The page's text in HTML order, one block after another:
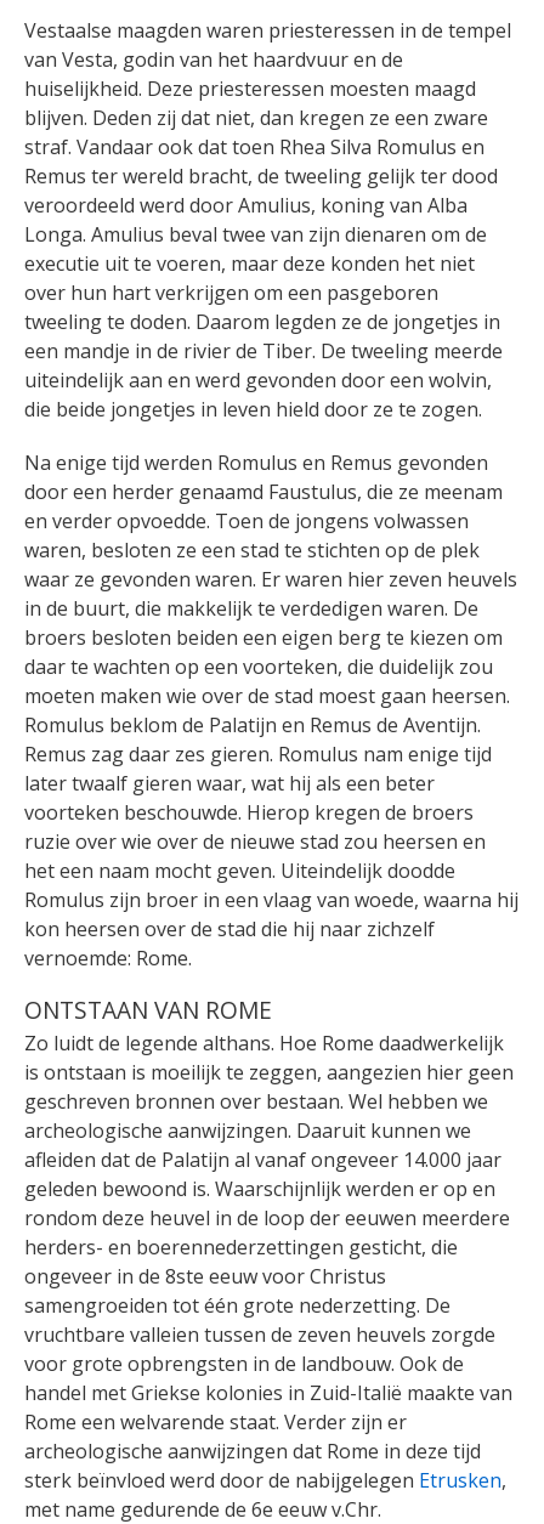
Vestaalse maagden waren priesteressen in de tempel
van Vesta, godin van het haardvuur en de
huiselijkheid. Deze priesteressen moesten maagd
blijven. Deden zij dat niet, dan kregen ze een zware
straf. Vandaar ook dat toen Rhea Silva Romulus en
Remus ter wereld bracht, de tweeling gelijk ter dood
veroordeeld werd door Amulius, koning van Alba
Longa. Amulius beval twee van zijn dienaren om de
executie uit te voeren, maar deze konden het niet
over hun hart verkrijgen om een pasgeboren
tweeling te doden. Daarom legden ze de jongetjes in
een mandje in de rivier de Tiber. De tweeling meerde
uiteindelijk aan en werd gevonden door een wolvin,
die beide jongetjes in leven hield door ze te zogen.
Na enige tijd werden Romulus en Remus gevonden
door een herder genaamd Faustulus, die ze meenam
en verder opvoedde. Toen de jongens volwassen
waren, besloten ze een stad te stichten op de plek
waar ze gevonden waren. Er waren hier zeven heuvels
in de buurt, die makkelijk te verdedigen waren. De
broers besloten beiden een eigen berg te kiezen om
daar te wachten op een voorteken, die duidelijk zou
moeten maken wie over de stad moest gaan heersen.
Romulus beklom de Palatijn en Remus de Aventijn.
Remus zag daar zes gieren. Romulus nam enige tijd
later twaalf gieren waar, wat hij als een beter
voorteken beschouwde. Hierop kregen de broers
ruzie over wie over de nieuwe stad zou heersen en
het een naam mocht geven. Uiteindelijk doodde
Romulus zijn broer in een vlaag van woede, waarna hij
kon heersen over de stad die hij naar zichzelf
vernoemde: Rome.
ONTSTAAN VAN ROME
Zo luidt de legende althans. Hoe Rome daadwerkelijk
is ontstaan is moeilijk te zeggen, aangezien hier geen
geschreven bronnen over bestaan. Wel hebben we
archeologische aanwijzingen. Daaruit kunnen we
afleiden dat de Palatijn al vanaf ongeveer 14.000 jaar
geleden bewoond is. Waarschijnlijk werden er op en
rondom deze heuvel in de loop der eeuwen meerdere
herders- en boerennederzettingen gesticht, die
ongeveer in de 8ste eeuw voor Christus
samengroeiden tot één grote nederzetting. De
vruchtbare valleien tussen de zeven heuvels zorgde
voor grote opbrengsten in de landbouw. Ook de
handel met Griekse kolonies in Zuid-Italië maakte van
Rome een welvarende staat. Verder zijn er
archeologische aanwijzingen dat Rome in deze tijd
sterk beïnvloed werd door de nabijgelegen Etrusken,
met name gedurende de 6e eeuw v.Chr.